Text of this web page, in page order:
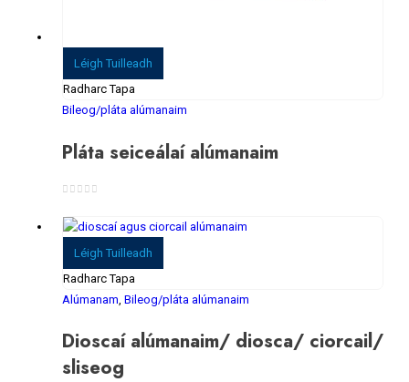
Léigh Tuilleadh
Radharc Tapa
Bileog/pláta alúmanaim
Pláta seiceálaí alúmanaim
Léigh Tuilleadh
Radharc Tapa
Alúmanam Bileog/pláta alúmanaim
Dioscaí alúmanaim/ diosca/ ciorcail/
sliseog